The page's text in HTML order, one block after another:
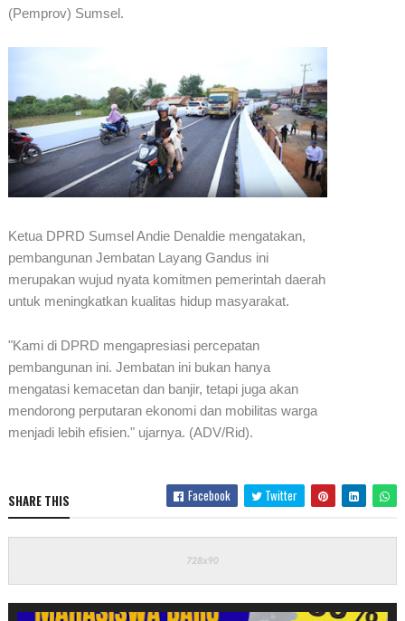
(Pemprov) Sumsel.
Ketua DPRD Sumsel Andie Denaldie mengatakan,
pembangunan Jembatan Layang Gandus ini
merupakan wujud nyata komitmen pemerintah daerah
untuk meningkatkan kualitas hidup masyarakat.
"Kami di DPRD mengapresiasi percepatan
pembangunan ini. Jembatan ini bukan hanya
mengatasi kemacetan dan banjir, tetapi juga akan
mendorong perputaran ekonomi dan mobilitas warga
menjadi lebih efisien." ujarnya. (ADV/Rid).
SHARE THIS Facebook Twitter